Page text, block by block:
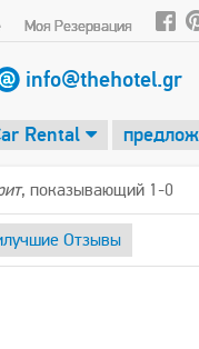
Моя Резервация
info@thehotel.gr
Rental
, показывающий 1-0
Отзывы